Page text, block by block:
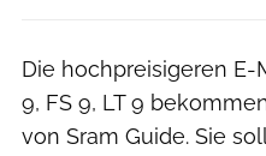
Die hochpreisigeren
9, FS 9, LT 9
von Sram Guide. Sie